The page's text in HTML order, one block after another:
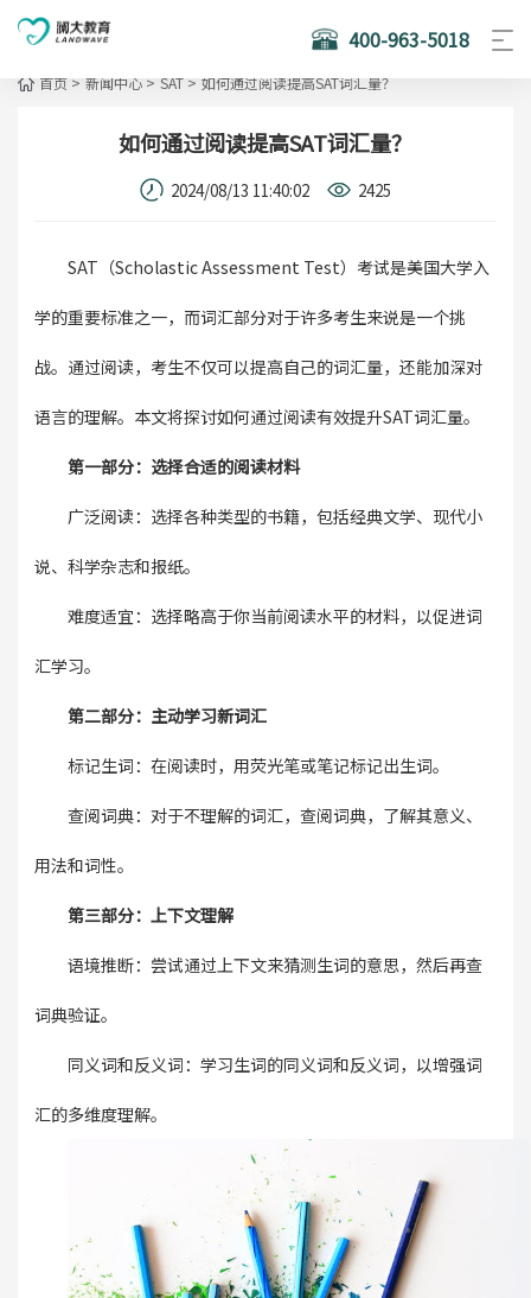
400-963-5018
首页 > 新闻中心 > SAT > 如何通过阅读提高SAT词汇量？
如何通过阅读提高SAT词汇量？
2024/08/13 11:40:02 2425
SAT（Scholastic Assessment Test）考试是美国大学入
学的重要标准之一，而词汇部分对于许多考生来说是一个挑
战。通过阅读，考生不仅可以提高自己的词汇量，还能加深对
语言的理解。本文将探讨如何通过阅读有效提升SAT词汇量。
第一部分：选择合适的阅读材料
广泛阅读：选择各种类型的书籍，包括经典文学、现代小
说、科学杂志和报纸。
难度适宜：选择略高于你当前阅读水平的材料，以促进词
汇学习。
第二部分：主动学习新词汇
标记生词：在阅读时，用荧光笔或笔记标记出生词。
查阅词典：对于不理解的词汇，查阅词典，了解其意义、
用法和词性。
第三部分：上下文理解
语境推断：尝试通过上下文来猜测生词的意思，然后再查
词典验证。
同义词和反义词：学习生词的同义词和反义词，以增强词
汇的多维度理解。